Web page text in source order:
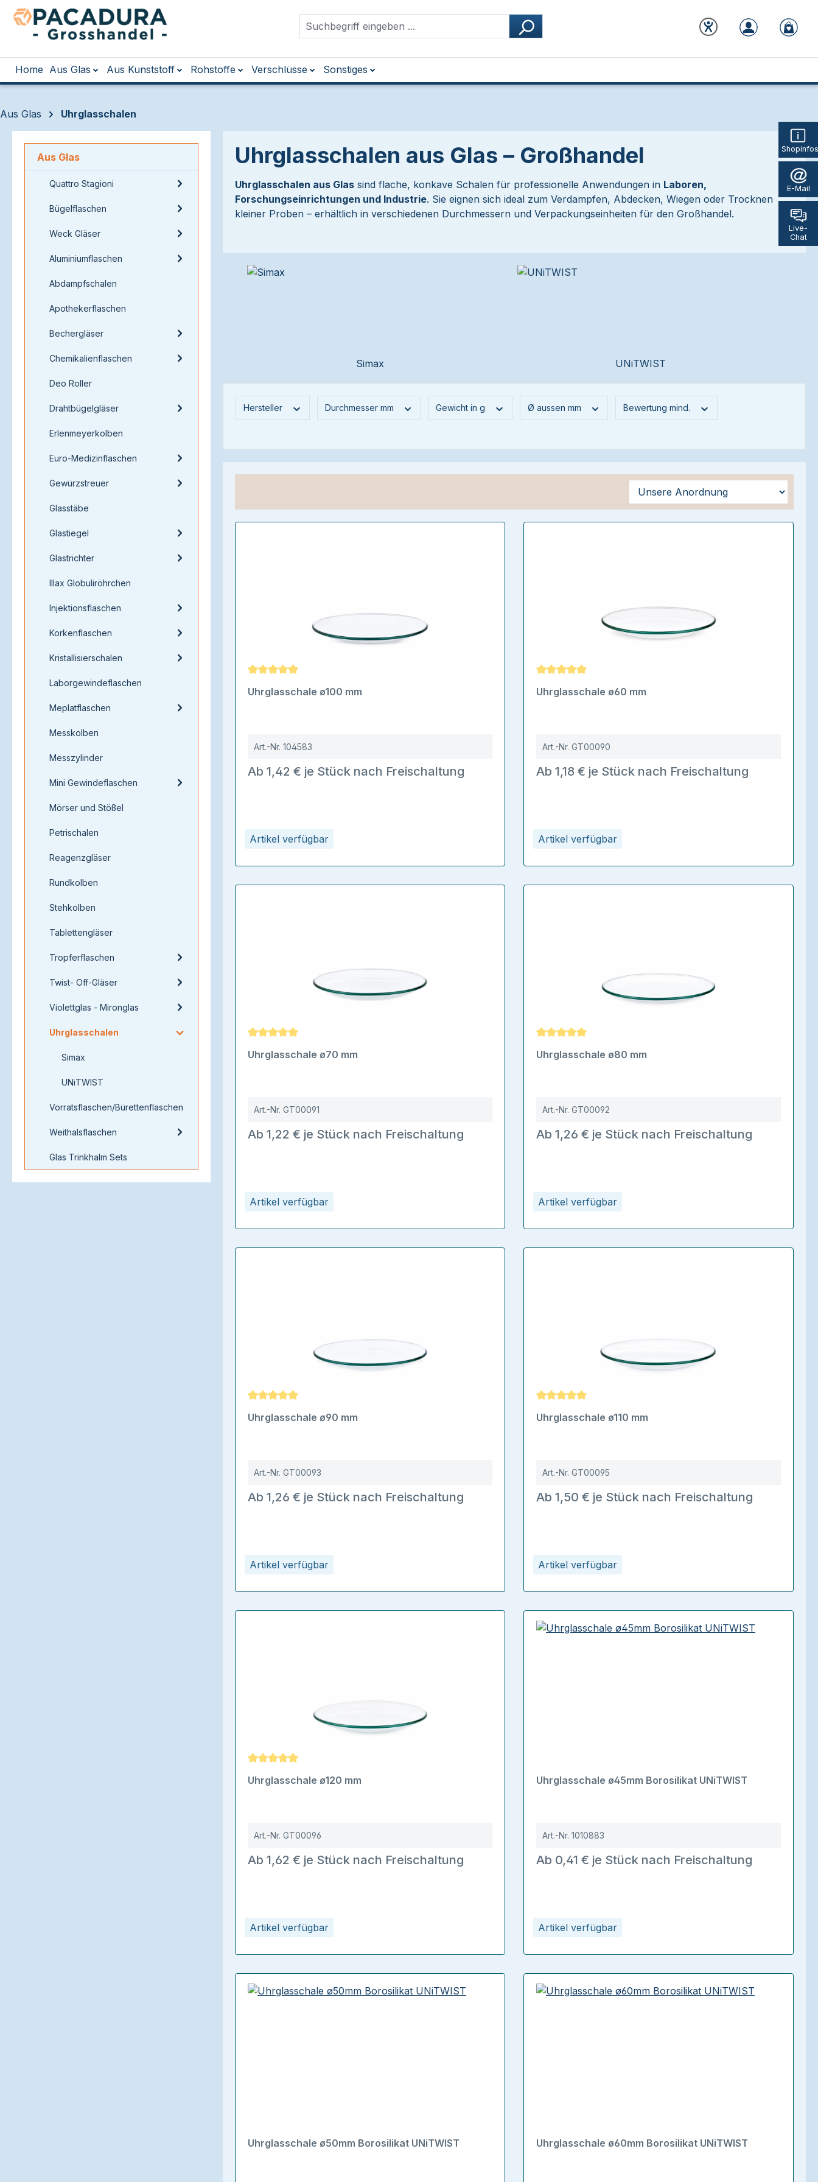
Hauptinhalt springen
Zur Suche springen
Zur Hauptnavigation springen
E-Mail
Live-
Chat
Home Aus Glas Aus Kunststoff Rohstoffe Verschlüsse Sonstiges
Aus Glas Uhrglasschalen
Aus Glas
Quattro Stagioni
Bügelflaschen
Weck Gläser
Aluminiumflaschen
Abdampfschalen
Apothekerflaschen
Bechergläser
Chemikalienflaschen
Deo Roller
Drahtbügelgläser
Erlenmeyerkolben
Euro-Medizinflaschen
Gewürzstreuer
Glasstäbe
Glastiegel
Glastrichter
Illax Globuliröhrchen
Injektionsflaschen
Korkenflaschen
Kristallisierschalen
Laborgewindeflaschen
Meplatflaschen
Messkolben
Messzylinder
Mini Gewindeflaschen
Mörser und Stößel
Petrischalen
Reagenzgläser
Rundkolben
Stehkolben
Tablettengläser
Tropferflaschen
Twist- Off-Gläser
Violettglas - Mironglas
Uhrglasschalen
Simax
UNiTWIST
Vorratsflaschen/Bürettenflaschen
Weithalsflaschen
Glas Trinkhalm Sets
Uhrglasschalen aus Glas – Großhandel
Uhrglasschalen aus Glas sind flache, konkave Schalen für professionelle Anwendungen in Laboren,
Forschungseinrichtungen und Industrie. Sie eignen sich ideal zum Verdampfen, Abdecken, Wiegen oder Trocknen
kleiner Proben – erhältlich in verschiedenen Durchmessern und Verpackungseinheiten für den Großhandel.
Simax UNiTWIST
Hersteller Durchmesser mm Gewicht in g Ø aussen mm Bewertung mind.
Artikel verfügbar
Uhrglasschale ø100 mm
Art.-Nr. 104583
Ab 1,42 € je Stück nach Freischaltung
Artikel verfügbar
Uhrglasschale ø60 mm
Art.-Nr. GT00090
Ab 1,18 € je Stück nach Freischaltung
Artikel verfügbar
Uhrglasschale ø70 mm
Art.-Nr. GT00091
Ab 1,22 € je Stück nach Freischaltung
Artikel verfügbar
Uhrglasschale ø80 mm
Art.-Nr. GT00092
Ab 1,26 € je Stück nach Freischaltung
Artikel verfügbar
Uhrglasschale ø90 mm
Art.-Nr. GT00093
Ab 1,26 € je Stück nach Freischaltung
Artikel verfügbar
Uhrglasschale ø110 mm
Art.-Nr. GT00095
Ab 1,50 € je Stück nach Freischaltung
Artikel verfügbar
Uhrglasschale ø120 mm
Art.-Nr. GT00096
Ab 1,62 € je Stück nach Freischaltung
Artikel verfügbar
Uhrglasschale ø45mm Borosilikat UNiTWIST
Art.-Nr. 1010883
Ab 0,41 € je Stück nach Freischaltung
Uhrglasschale ø50mm Borosilikat UNiTWIST Uhrglasschale ø60mm Borosilikat UNiTWIST